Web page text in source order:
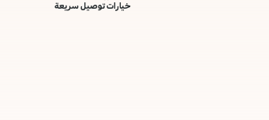
خيارات توصيل سريعة